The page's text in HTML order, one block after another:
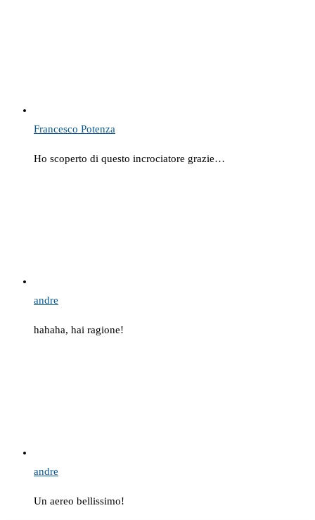
Francesco Potenza
Ho scoperto di questo incrociatore grazie…
andre
hahaha, hai ragione!
andre
Un aereo bellissimo!